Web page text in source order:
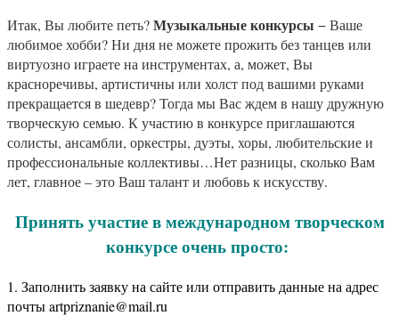
Итак, Вы любите петь?Музыкальные конкурсы − Ваше
любимое хобби? Ни дня не можете прожить без танцев или
виртуозно играете на инструментах, а, может, Вы
красноречивы, артистичны или холст под вашими руками
прекращается в шедевр? Тогда мы Вас ждем в нашу дружную
творческую семью. К участию в конкурсе приглашаются
солисты, ансамбли, оркестры, дуэты, хоры, любительские и
профессиональные коллективы…Нет разницы, сколько Вам
лет, главное – это Ваш талант и любовь к искусству.
Принять участие в международном творческом
конкурсе очень просто:
1. Заполнить заявку на сайте или отправить данные на адрес
почты artpriznanie@mail.ru